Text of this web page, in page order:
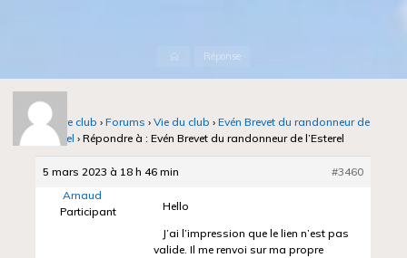
AccueilRéponse
Notre club › Forums › Vie du club › Evén Brevet du randonneur de
l’Esterel › Répondre à : Evén Brevet du randonneur de l’Esterel
5 mars 2023 à 18 h 46 min
#3460
Arnaud
Participant
Hello
J’ai l’impression que le lien n’est pas
valide. Il me renvoi sur ma propre